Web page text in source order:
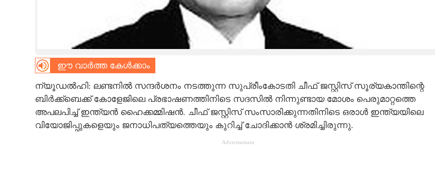
CARTOONS
LITERATURE
ഈ വാർത്ത കേൾക്കാം
ന്യൂഡൽഹി: ലണ്ടനിൽ സന്ദർശനം നടത്തുന്ന സുപ്രീംകോടതി ചീഫ് ജസ്റ്റിസ് സൂര്യകാന്തിന്റെ
ബിർക്ക്ബെക്ക് കോളേജിലെ പ്രഭാഷണത്തിനിടെ സദസിൽ നിന്നുണ്ടായ മോശം പെരുമാറ്റത്തെ
അപലപിച്ച് ഇന്ത്യൻ ഹൈക്കമ്മിഷൻ. ചീഫ് ജസ്റ്റിസ് സംസാരിക്കുന്നതിനിടെ ഒരാൾ ഇന്ത്യയിലെ
വിയോജിപ്പുകളെയും ജനാധിപത്യത്തെയും കുറിച്ച് ചോദിക്കാൻ ശ്രമിച്ചിരുന്നു.
Advertisement